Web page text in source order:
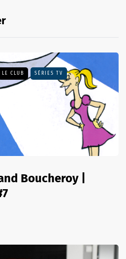
LE CLUB SÉRIES TV
Boucheroy |